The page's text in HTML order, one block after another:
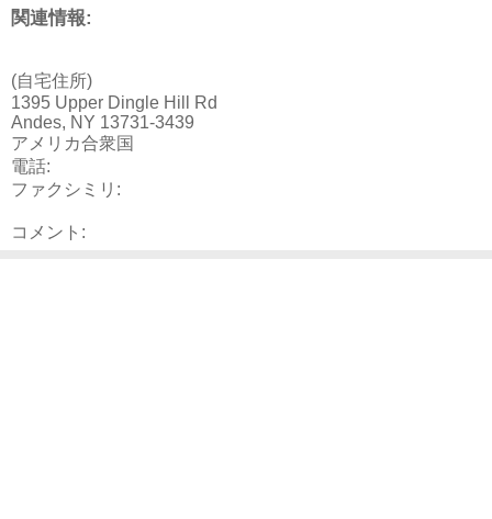
関連情報:
(自宅住所)
1395 Upper Dingle Hill Rd
Andes, NY 13731-3439
アメリカ合衆国
電話:
ファクシミリ:
コメント: